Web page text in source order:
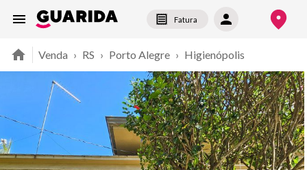
Fatura
Venda › RS › Porto Alegre › Higienópolis